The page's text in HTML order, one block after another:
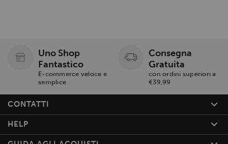
Uno Shop
Fantastico
E-commerce veloce e
semplice
Consegna
Gratuita
con ordini superiori a
€39,99
CONTATTI
HELP